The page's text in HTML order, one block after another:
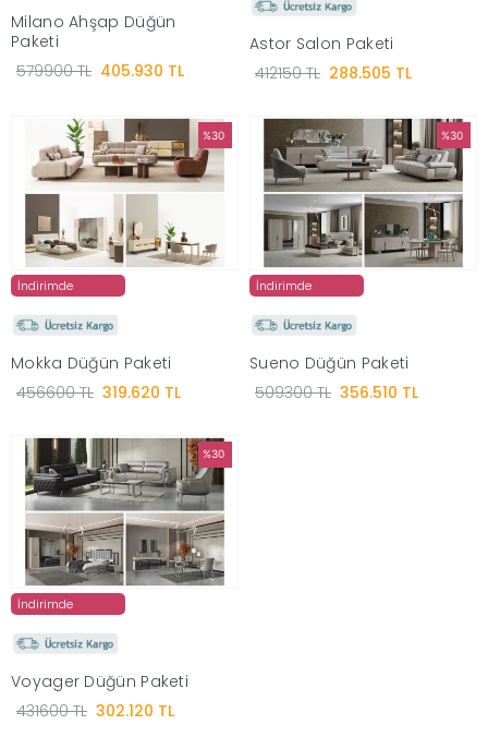
Milano Ahşap Düğün
Paketi
579900 TL 405.930 TL
Astor Salon Paketi
412150 TL 288.505 TL
%30
İndirimde
Mokka Düğün Paketi
456600 TL 319.620 TL
%30
İndirimde
Sueno Düğün Paketi
509300 TL 356.510 TL
%30
İndirimde
Voyager Düğün Paketi
431600 TL 302.120 TL